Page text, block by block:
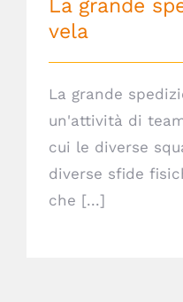
La grande
vela
La grande
un'attività di
cui le diverse
diverse sfide
che [...]